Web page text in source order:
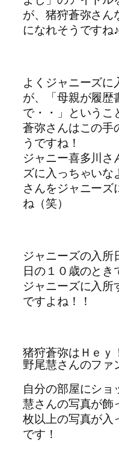
が、猪狩蒼弥さん
になれそうですね♪
よくジャニーズ
が、「母親が履歴
で・・」というこ
蒼弥さんはこの手
うですね！
ジャニー喜多川さ
ズに入っちゃいな
さんをジャニーズ
ね（笑）
ジャニーズの入所
日の１０歳のとき
ジャニーズに入所
ですよね！！
猪狩蒼弥はＨｅｙ
野尾慧さんのファ
自分の部屋にショ
慧さんの写真が飾
枚以上の写真が入
です！